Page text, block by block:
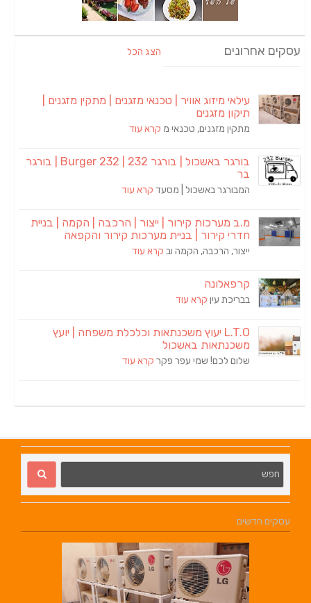
עסקים אחרונים הצג הכל
עילאי מיזוג אוויר | טכנאי מזגנים | מתקין מזגנים |
תיקון מזגנים
מתקין מזגנים, טכנאי מ קרא עוד
בורגר באשכול | בורגר 232 | Burger 232 | בורגר
בר
המבורגר באשכול | מסעד קרא עוד
מ.ב מערכות קירור | ייצור | הרכבה | הקמה | בניית
חדרי קירור | בניית מערכות קירור והקפאה
ייצור, הרכבה, הקמה וב קרא עוד
קרפאלונה
בבריכת עין קרא עוד
L.T.O יעוץ משכנתאות וכלכלת משפחה | יועץ
משכנתאות באשכול
שלום לכם! שמי עפר פקר קרא עוד
עסקים חדשים